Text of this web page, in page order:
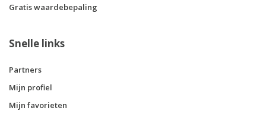
Gratis waardebepaling
Snelle links
Partners
Mijn profiel
Mijn favorieten